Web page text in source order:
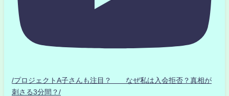
/プロジェクトA子さんも注目？ なぜ私は入会拒否？真相が
刺さる3分間？/